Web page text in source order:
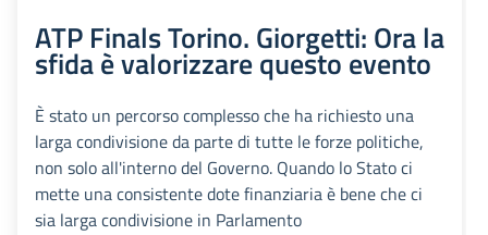
ATP Finals Torino. Giorgetti: Ora la
sfida è valorizzare questo evento
È stato un percorso complesso che ha richiesto una
larga condivisione da parte di tutte le forze politiche,
non solo all'interno del Governo. Quando lo Stato ci
mette una consistente dote finanziaria è bene che ci
sia larga condivisione in Parlamento